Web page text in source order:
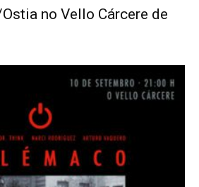
no Vello Cárcere de